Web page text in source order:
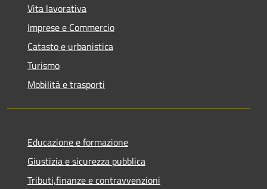
Vita lavorativa
Imprese e Commercio
Catasto e urbanistica
Turismo
Mobilità e trasporti
Educazione e formazione
Giustizia e sicurezza pubblica
Tributi,finanze e contravvenzioni